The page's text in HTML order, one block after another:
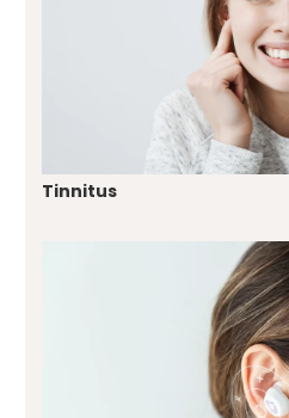
Tinnitus